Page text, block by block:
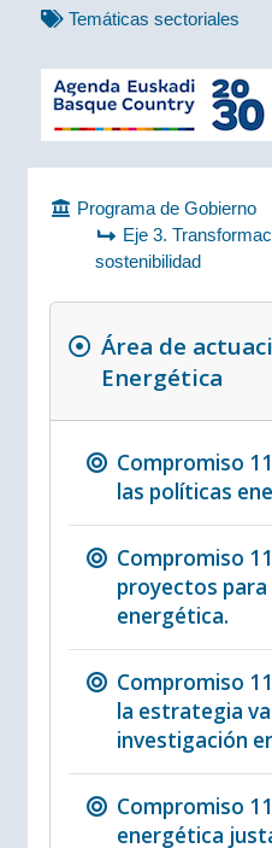
Temáticas sectoriales
Programa de Gobierno
Eje 3.
sostenibilidad
Área de
Energética
Compromiso
las políticas
Compromiso
proyectos
energética.
Compromiso
la estrategia
investigación
Compromiso
energética